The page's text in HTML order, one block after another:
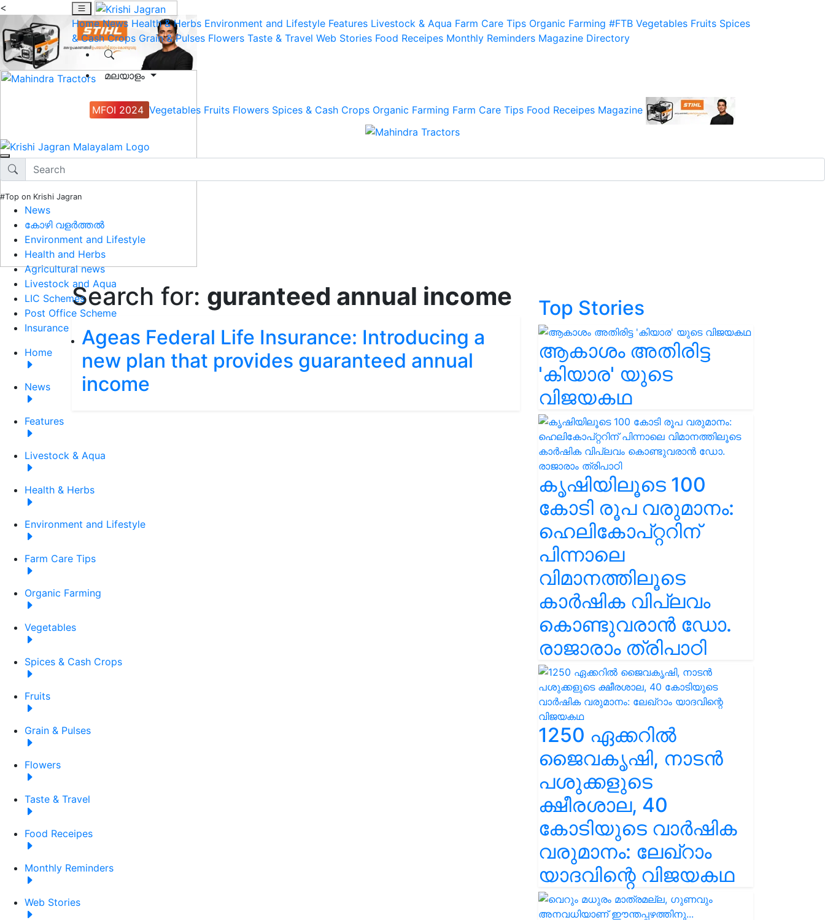
<
Home News Health & Herbs Environment and Lifestyle Features Livestock & Aqua Farm Care Tips Organic Farming #FTB Vegetables Fruits Spices
& Cash Crops Grain & Pulses Flowers Taste & Travel Web Stories Food Receipes Monthly Reminders Magazine Directory
മലയാളം
MFOI 2024 Vegetables Fruits Flowers Spices & Cash Crops Organic Farming Farm Care Tips Food Receipes Magazine
#Top on Krishi Jagran
News
കോഴി വളർത്തൽ
Environment and Lifestyle
Health and Herbs
Agricultural news
Livestock and Aqua
LIC Schemes
Post Office Scheme
Insurance
Home
News
Features
Livestock & Aqua
Health & Herbs
Environment and Lifestyle
Farm Care Tips
Organic Farming
Vegetables
Spices & Cash Crops
Fruits
Grain & Pulses
Flowers
Taste & Travel
Food Receipes
Monthly Reminders
Web Stories
Search for: guranteed annual income
Ageas Federal Life Insurance: Introducing a
new plan that provides guaranteed annual
income
Top Stories
ആകാശം അതിരിട്ട
'കിയാര' യുടെ
വിജയകഥ
കൃഷിയിലൂടെ 100
കോടി രൂപ വരുമാനം:
ഹെലികോപ്റ്ററിന്
പിന്നാലെ
വിമാനത്തിലൂടെ
കാർഷിക വിപ്ലവം
കൊണ്ടുവരാൻ ഡോ.
രാജാരാം ത്രിപാഠി
1250 ഏക്കറിൽ
ജൈവകൃഷി, നാടൻ
പശുക്കളുടെ
ക്ഷീരശാല, 40
കോടിയുടെ വാർഷിക
വരുമാനം: ലേഖ്‌റാം
യാദവിന്റെ വിജയകഥ